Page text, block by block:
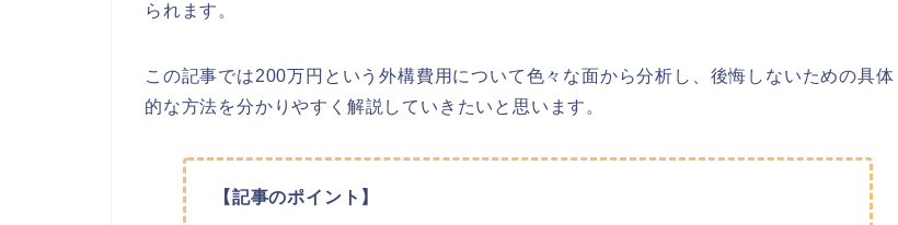
られます。
この記事では200万円という外構費用について色々な面から分析し、後悔しないための具体
的な方法を分かりやすく解説していきたいと思います。
【記事のポイント】